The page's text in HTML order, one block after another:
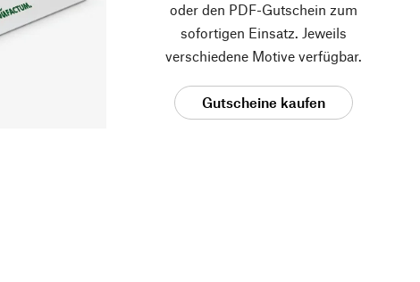
oder den PDF-Gutschein zum
sofortigen Einsatz. Jeweils
verschiedene Motive verfügbar.
Gutscheine kaufen